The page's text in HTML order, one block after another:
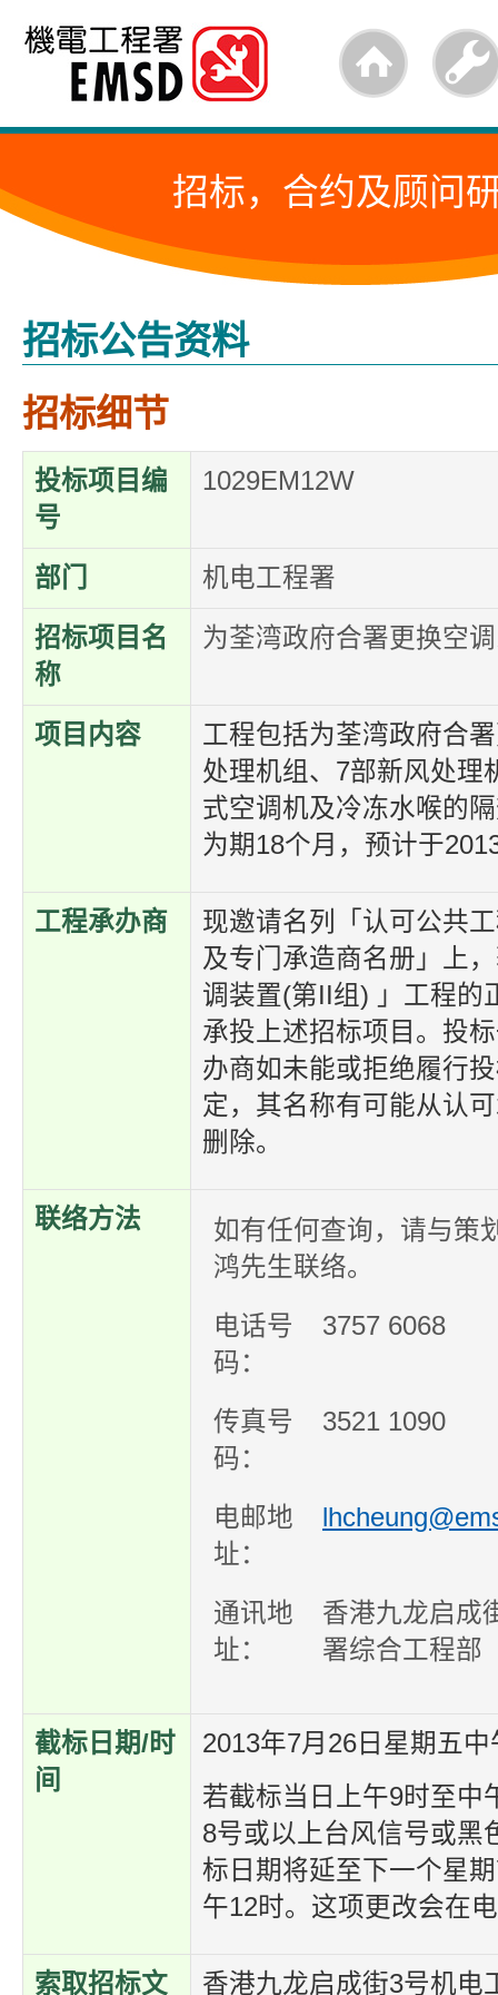
跳
内
的
始
招标，合约及顾问
招标公告资料
招标细节
投标项目编
号
1029EM12W
部门 机电工程署
招标项目名
称
为荃湾政府合署更换空
项目内容
工程包括为荃湾政府合
处理机组、7部新风处理
式空调机及冷冻水喉的
为期18个月，预计于
工程承办商
现邀请名列「认可公共
及专门承造商名册」上
调装置(第II组) 」工程的
承投上述招标项目。投
办商如未能或拒绝履行
定，其名称有可能从认
删除。
联络方法
如有任何查询，请与策
鸿先生联络。
电话号
码：
3757 6068
传真号
码：
3521 1090
电邮地
址：
通讯地
址：
香港九龙启成
署综合工程部
截标日期/时
间
2013年7月26日星期五
若截标当日上午9时至中
8号或以上台风信号或黑
标日期将延至下一个星
午12时。这项更改会在
索取招标文 香港九龙启成街3号机电